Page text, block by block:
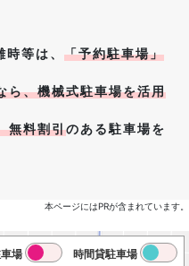
時等は、「予約駐車場」
ら、機械式駐車場を活用
無料割引のある駐車場を
本ページにはPRが含まれています。
場 時間貸駐車場